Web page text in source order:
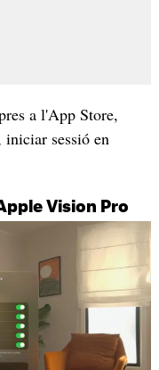
a l'App Store,
iniciar sessió en
Vision Pro